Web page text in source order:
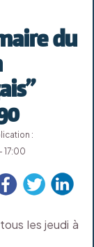
du
:
17:00
tous les jeudi à